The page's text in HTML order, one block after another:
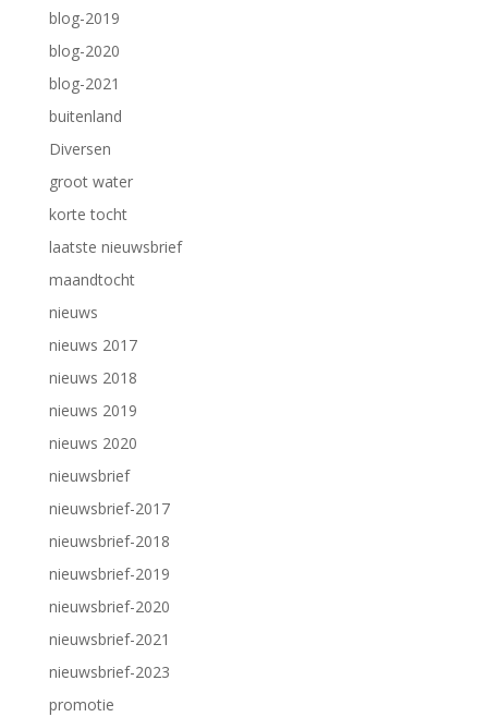
blog-2019
blog-2020
blog-2021
buitenland
Diversen
groot water
korte tocht
laatste nieuwsbrief
maandtocht
nieuws
nieuws 2017
nieuws 2018
nieuws 2019
nieuws 2020
nieuwsbrief
nieuwsbrief-2017
nieuwsbrief-2018
nieuwsbrief-2019
nieuwsbrief-2020
nieuwsbrief-2021
nieuwsbrief-2023
promotie